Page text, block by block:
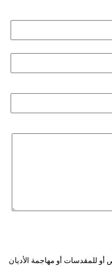
أو للمقدسات أو مهاجمة الأديان